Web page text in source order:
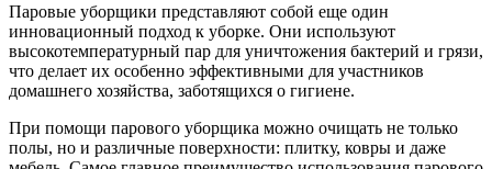
Паровые уборщики представляют собой еще один
инновационный подход к уборке. Они используют
высокотемпературный пар для уничтожения бактерий и грязи,
что делает их особенно эффективными для участников
домашнего хозяйства, заботящихся о гигиене.
При помощи парового уборщика можно очищать не только
полы, но и различные поверхности: плитку, ковры и даже